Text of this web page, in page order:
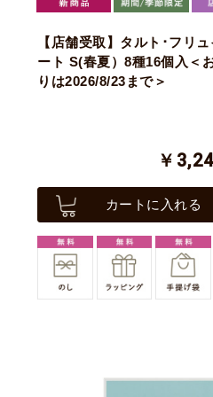
【店舗受取】タルト･フリ
ート S(春夏）8種16個入＜
りは2026/8/23まで＞
￥
カートに入れる